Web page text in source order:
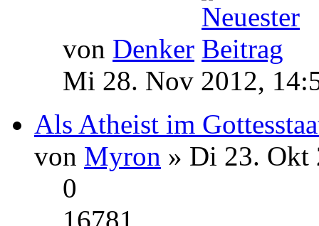
von Denker
Mi 28. Nov 2012,
Als Atheist im
von Myron » Di 23.
0